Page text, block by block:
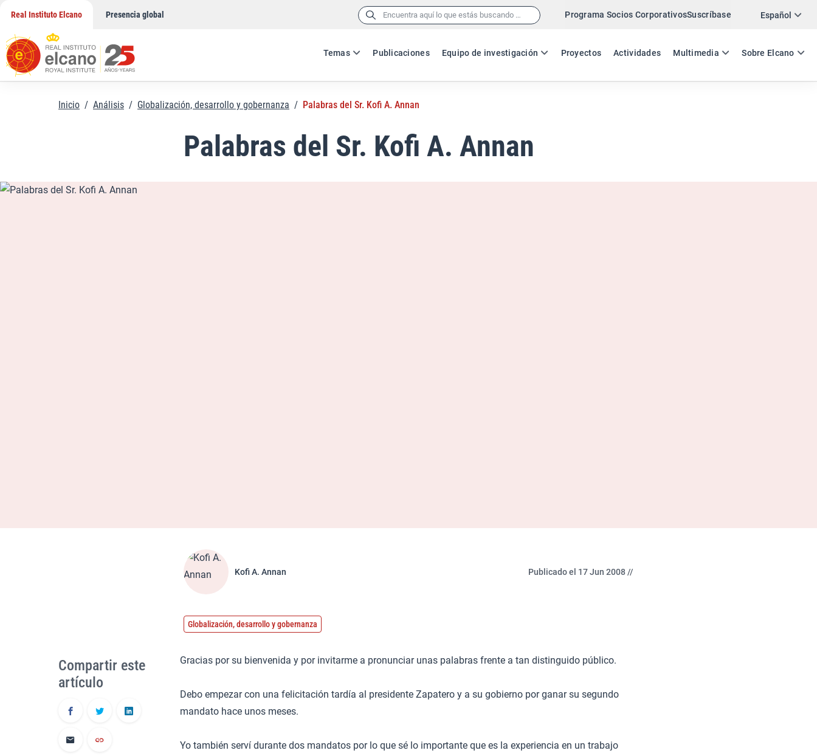
contenido
Real Instituto Elcano Presencia global Buscar: Programa Socios CorporativosSuscríbase Español
ES EN
Temas Publicaciones Equipo de investigación Proyectos Actividades Multimedia Sobre Elcano
Twitter
Inicio / Análisis / Globalización, desarrollo y gobernanza / Palabras del Sr. Kofi A. Annan
Palabras del Sr. Kofi A. Annan
Kofi A. Annan Publicado el 17 Jun 2008 //
Globalización, desarrollo y gobernanza
Gracias por su bienvenida y por invitarme a pronunciar unas palabras frente a tan distinguido público.
Debo empezar con una felicitación tardía al presidente Zapatero y a su gobierno por ganar su segundo
mandato hace unos meses.
Yo también serví durante dos mandatos por lo que sé lo importante que es la experiencia en un trabajo
Compartir este
artículo